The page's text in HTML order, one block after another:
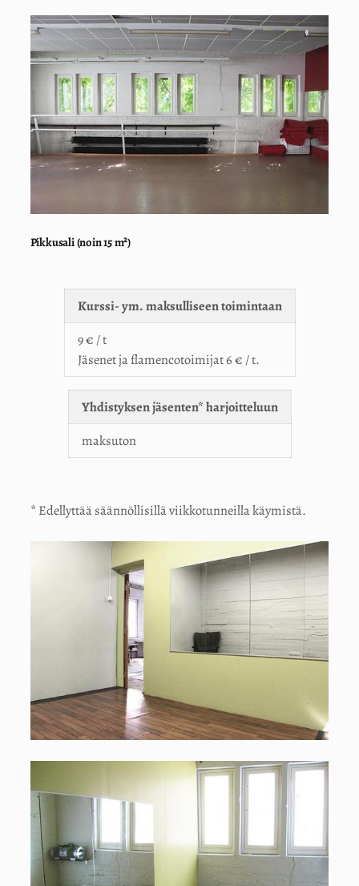
Pikkusali (noin 15 m²)
Kurssi- ym. maksulliseen toimintaan
9 € / t
Jäsenet ja flamencotoimijat 6 € / t.
Yhdistyksen jäsenten* harjoitteluun
maksuton
* Edellyttää säännöllisillä viikkotunneilla käymistä.